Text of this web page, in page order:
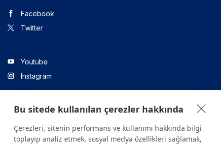
Facebook
Twitter
Youtube
Instagram
Linkedin
Bu sitede kullanılan çerezler hakkında
Çerezleri, sitenin performans ve kullanımı hakkında bilgi
toplayıp analiz etmek, sosyal medya özellikleri sağlamak,